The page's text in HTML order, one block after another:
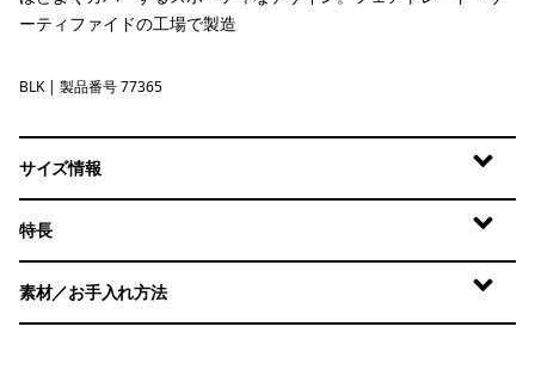
ーティファイドの工場で製造
Black
BLK | 製品番号 77365
サイズ情報
特長
素材／お手入れ方法